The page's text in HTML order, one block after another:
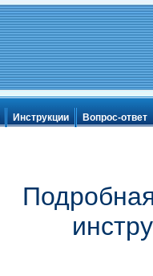
Инструкции Вопрос-ответ